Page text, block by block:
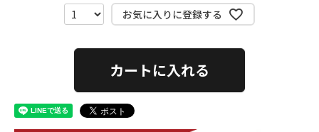
お気に入りに登録する
カートに入れる